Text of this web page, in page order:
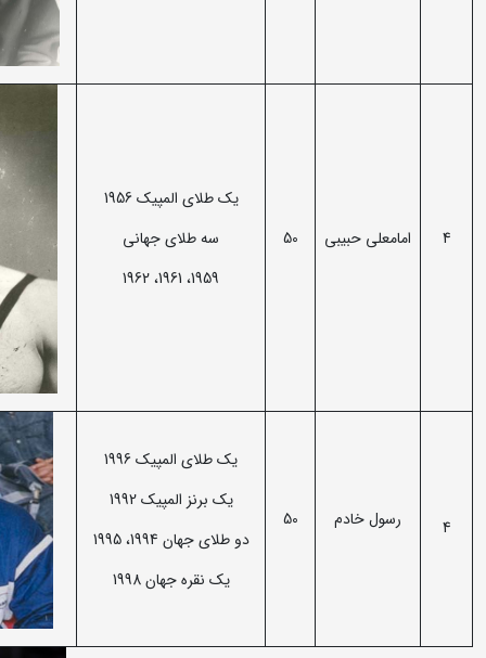
4 امامعلی حبیبی 50
یک طلای المپیک 1956
سه طلای جهانی
1959، 1961، 1962
4 رسول خادم 50
یک طلای المپیک 1996
یک برنز المپیک 1992
دو طلای جهان 1994، 1995
یک نقره جهان 1998